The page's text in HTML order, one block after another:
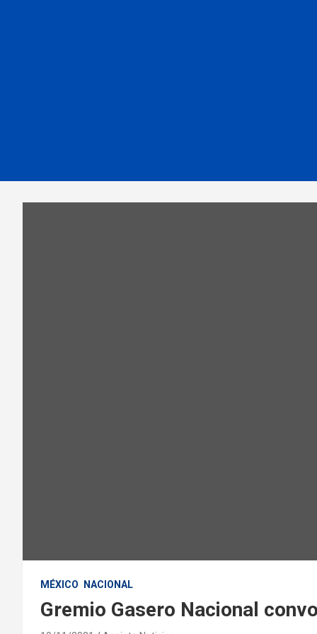
MÉXICO NACIONAL
Gremio Gasero Nacional